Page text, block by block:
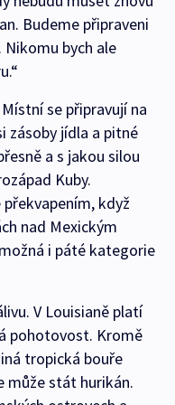
Budeme připraveni
Nikomu bych ale
se připravují na
zásoby jídla a pitné
a s jakou silou
Kuby.
když
nad Mexickým
i páté kategorie
V Louisianě platí
pohotovost. Kromě
tropická bouře
může stát hurikán.